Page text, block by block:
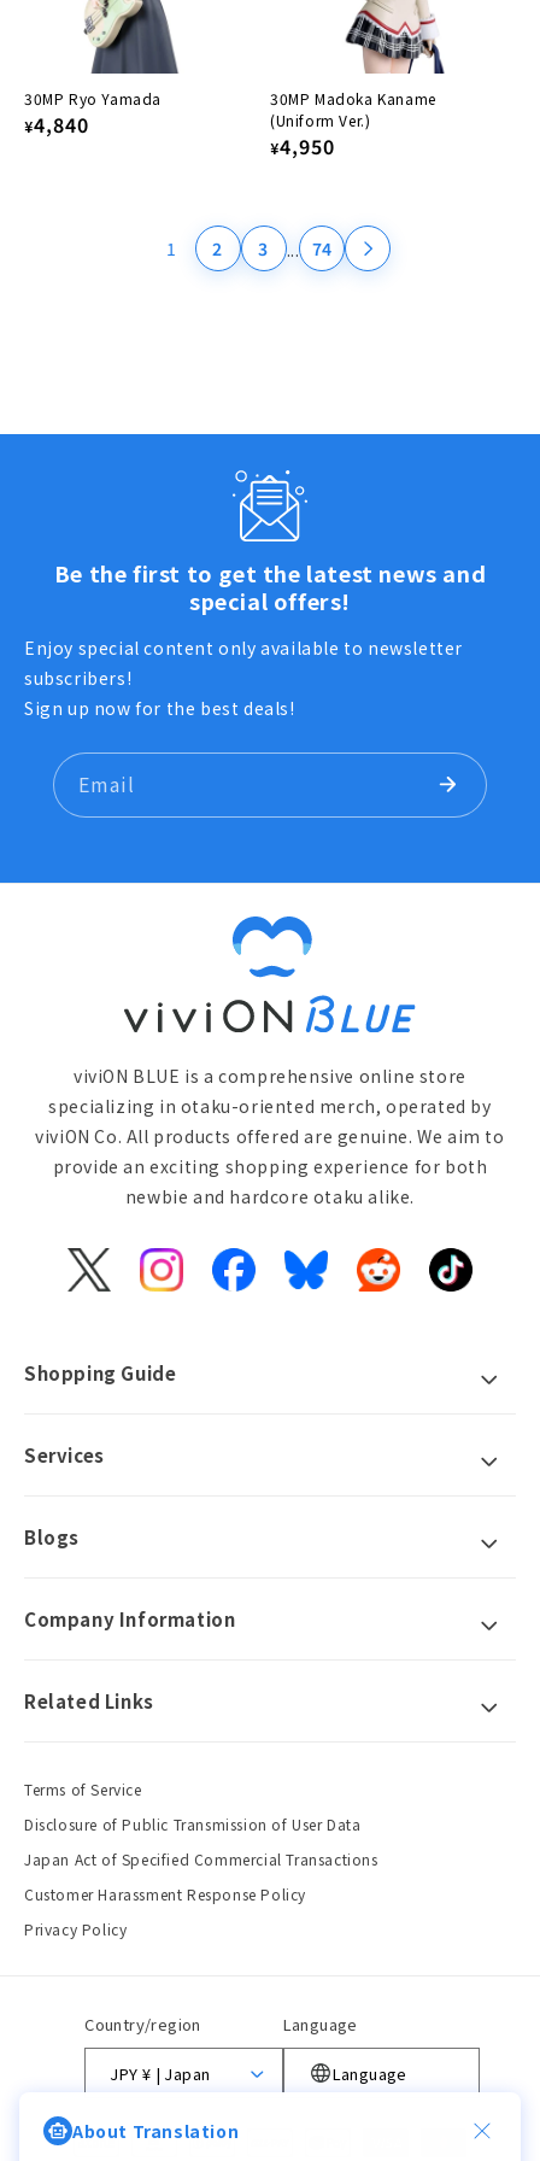
30MP Ryo Yamada
Regular
¥4,840
30MP Madoka Kaname
(Uniform Ver.)
Regular
¥4,950
1 2 3 ... 74
Be the first to get the latest news and
special offers!
Enjoy special content only available to newsletter
subscribers!
Sign up now for the best deals!
Email
viviON BLUE is a comprehensive online store
specializing in otaku-oriented merch, operated by
viviON Co. All products offered are genuine. We aim to
provide an exciting shopping experience for both
newbie and hardcore otaku alike.
X
InstagramFacebookBlueskyReddit TikTok
Shopping Guide
Services
Blogs
Company Information
Related Links
Terms of Service
Disclosure of Public Transmission of User Data
Japan Act of Specified Commercial Transactions
Customer Harassment Response Policy
Privacy Policy
Country/region
JPY ¥ | Japan
Language
Language
Payment
About Translation